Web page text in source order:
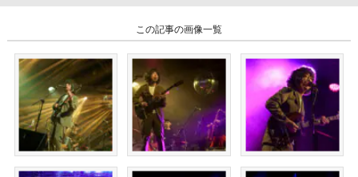
この記事の画像一覧